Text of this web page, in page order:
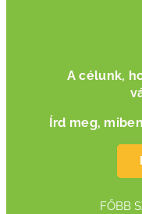
A célunk,
Írd meg,
FŐBB